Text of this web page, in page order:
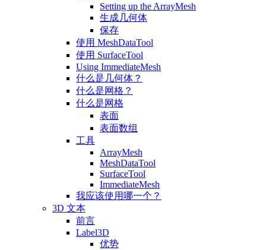
Setting up the ArrayMesh
生成几何体
保存
使用 MeshDataTool
使用 SurfaceTool
Using ImmediateMesh
什么是几何体？
什么是网格？
什么是网格
表面
表面数组
工具
ArrayMesh
MeshDataTool
SurfaceTool
ImmediateMesh
我应该使用哪一个？
3D 文本
前言
Label3D
优势